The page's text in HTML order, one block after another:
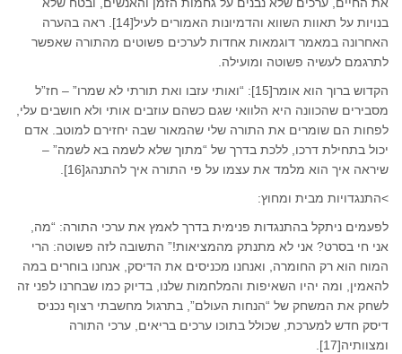
את החיים, ערכים שלא נבנים על גחמות הזמן והאנשים, ובטח שלא
בנויות על תאוות השווא והדמיונות האמורים לעיל[14]. ראה בהערה
האחרונה במאמר דוגמאות אחדות לערכים פשוטים מהתורה שאפשר
לתרגמם לעשיה פשוטה ומועילה.
הקדוש ברוך הוא אומר[15]: “ואותי עזבו ואת תורתי לא שמרו” – חז”ל
מסבירים שהכוונה היא הלוואי שגם כשהם עוזבים אותי ולא חושבים עלי,
לפחות הם שומרים את התורה שלי שהמאור שבה יחזירם למוטב. אדם
יכול בתחילת דרכו, ללכת בדרך של “מתוך שלא לשמה בא לשמה” –
שיראה איך הוא מלמד את עצמו על פי התורה איך להתנהג[16].
>התנגדויות מבית ומחוץ:
לפעמים ניתקל בהתנגדות פנימית בדרך לאמץ את ערכי התורה: “מה,
אני חי בסרט? אני לא מתנתק מהמציאות!” התשובה לזה פשוטה: הרי
המוח הוא רק החומרה, ואנחנו מכניסים את הדיסק, אנחנו בוחרים במה
להאמין, ומה יהיו השאיפות והמלחמות שלנו, בדיוק כמו שבחרנו לפני זה
לשחק את המשחק של “הנחות העולם”, בתרגול מחשבתי רצוף נכניס
דיסק חדש למערכת, שכולל בתוכו ערכים בריאים, ערכי התורה
ומצוותיה[17].